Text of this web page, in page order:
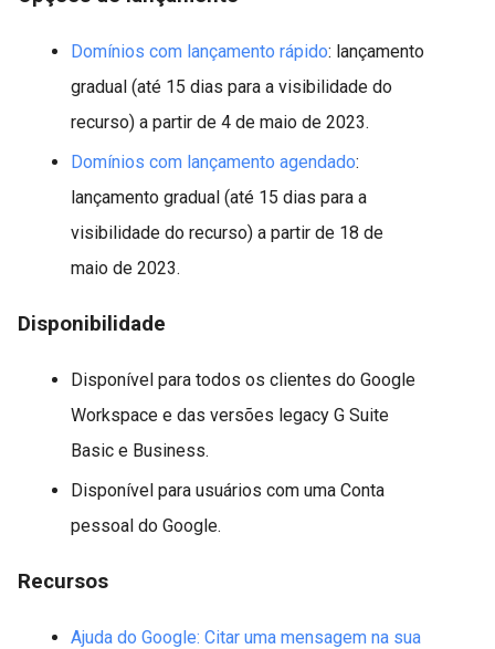
Domínios com lançamento rápido: lançamento
gradual (até 15 dias para a visibilidade do
recurso) a partir de 4 de maio de 2023.
Domínios com lançamento agendado:
lançamento gradual (até 15 dias para a
visibilidade do recurso) a partir de 18 de
maio de 2023.
Disponibilidade
Disponível para todos os clientes do Google
Workspace e das versões legacy G Suite
Basic e Business.
Disponível para usuários com uma Conta
pessoal do Google.
Recursos
Ajuda do Google: Citar uma mensagem na sua